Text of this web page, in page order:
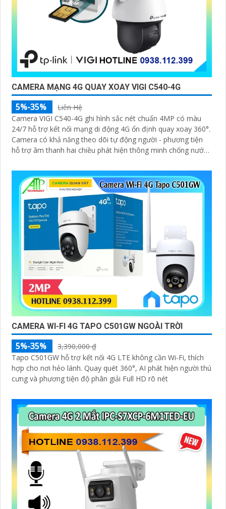
CAMERA MẠNG 4G QUAY XOAY VIGI C540-4G
5%-35%
Liên Hệ
Camera VIGI C540-4G ghi hình sắc nét chuẩn 4MP có màu
24/7 hỗ trợ kết nối mạng di động 4G ổn định quay xoay 360°.
Camera có khả năng theo dõi tự động người - phương tiện
hỗ trợ âm thanh hai chiều phát hiện thông minh chống nước
CAMERA WI-FI 4G TAPO C501GW NGOÀI TRỜI
5%-35%
3,390,000 ₫
Tapo C501GW hỗ trợ kết nối 4G LTE không cần Wi-Fi, thích
hợp cho nơi hẻo lánh. Quay quét 360°, AI phát hiện người thú
cưng và phương tiện độ phân giải Full HD rõ nét